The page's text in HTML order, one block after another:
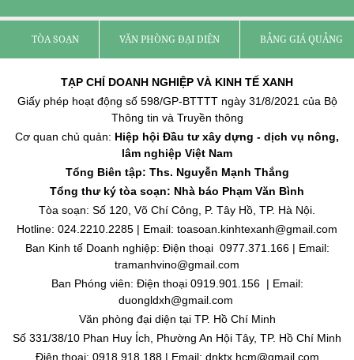
TÒA SOẠN VĂN PHÒNG ĐẠI DIỆN BẢNG GIÁ QUẢNG
TẠP CHÍ DOANH NGHIỆP VÀ KINH TẾ XANH
Giấy phép hoạt động số 598/GP-BTTTT ngày 31/8/2021 của Bộ
Thông tin và Truyền thông
Cơ quan chủ quản: Hiệp hội Đầu tư xây dựng - dịch vụ nông,
lâm nghiệp Việt Nam
Tổng Biên tập: Ths. Nguyễn Mạnh Thắng
Tổng thư ký tòa soạn: Nhà báo Phạm Văn Bình
Tòa soạn: Số 120, Võ Chí Công, P. Tây Hồ, TP. Hà Nội.
Hotline: 024.2210.2285 | Email: toasoan.kinhtexanh@gmail.com
Ban Kinh tế Doanh nghiệp: Điện thoại 0977.371.166 | Email:
tramanhvino@gmail.com
Ban Phóng viên: Điện thoại 0919.901.156 | Email:
duongldxh@gmail.com
Văn phòng đại diện tại TP. Hồ Chí Minh
Số 331/38/10 Phan Huy Ích, Phường An Hội Tây, TP. Hồ Chí Minh
Điện thoại: 0918.918.188 | Email: dnktx.hcm@gmail.com